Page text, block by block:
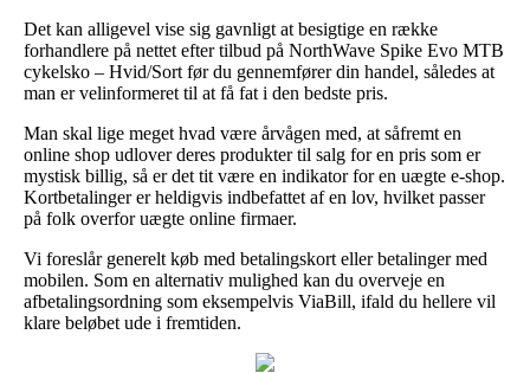
Det kan alligevel vise sig gavnligt at besigtige en række
forhandlere på nettet efter tilbud på NorthWave Spike Evo MTB
cykelsko – Hvid/Sort før du gennemfører din handel, således at
man er velinformeret til at få fat i den bedste pris.
Man skal lige meget hvad være årvågen med, at såfremt en
online shop udlover deres produkter til salg for en pris som er
mystisk billig, så er det tit være en indikator for en uægte e-shop.
Kortbetalinger er heldigvis indbefattet af en lov, hvilket passer
på folk overfor uægte online firmaer.
Vi foreslår generelt køb med betalingskort eller betalinger med
mobilen. Som en alternativ mulighed kan du overveje en
afbetalingsordning som eksempelvis ViaBill, ifald du hellere vil
klare beløbet ude i fremtiden.